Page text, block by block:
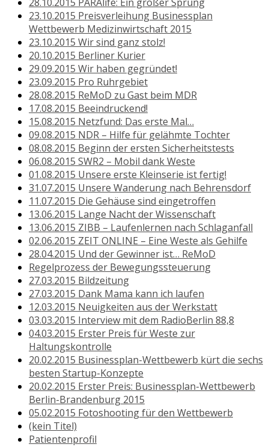
23.10.2015 Preisverleihung Businessplan
Wettbewerb Medizinwirtschaft 2015
23.10.2015 Wir sind ganz stolz!
20.10.2015 Berliner Kurier
29.09.2015 Wir haben gegründet!
23.09.2015 Pro Ruhrgebiet
28.08.2015 ReMoD zu Gast beim MDR
17.08.2015 Beeindruckend!
15.08.2015 Netzfund: Das erste Mal…
09.08.2015 NDR – Hilfe für gelähmte Tochter
08.08.2015 Beginn der ersten Sicherheitstests
06.08.2015 SWR2 – Mobil dank Weste
01.08.2015 Unsere erste Kleinserie ist fertig!
31.07.2015 Unsere Wanderung nach Behrensdorf
11.07.2015 Die Gehäuse sind eingetroffen
13.06.2015 Lange Nacht der Wissenschaft
13.06.2015 ZIBB – Laufenlernen nach Schlaganfall
02.06.2015 ZEIT ONLINE – Eine Weste als Gehilfe
28.04.2015 Und der Gewinner ist… ReMoD
Regelprozess der Bewegungssteuerung
27.03.2015 Bildzeitung
27.03.2015 Dank Mama kann ich laufen
12.03.2015 Neuigkeiten aus der Werkstatt
03.03.2015 Interview mit dem RadioBerlin 88,8
04.03.2015 Erster Preis für Weste zur
Haltungskontrolle
20.02.2015 Businessplan-Wettbewerb kürt die sechs
besten Startup-Konzepte
20.02.2015 Erster Preis: Businessplan-Wettbewerb
Berlin-Brandenburg 2015
05.02.2015 Fotoshooting für den Wettbewerb
(kein Titel)
Patientenprofil